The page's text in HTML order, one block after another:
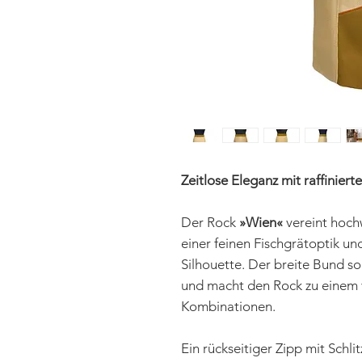
Zeitlose Eleganz mit
Der Rock »Wien«vereint
einer feinen Fischgrätoptik
Silhouette. Der breite Bund
und macht den Rock zu
Kombinationen.
Ein rückseitiger Zipp mit